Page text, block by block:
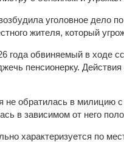
уголовное дело
жителя, который
года обвиняемый в ходе
пенсионерку.
обратилась в милицию
в зависимом от него
характеризуется по